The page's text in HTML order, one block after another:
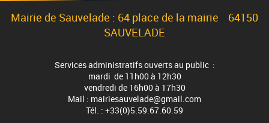
Mairie de Sauvelade : 64 place de la mairie 64150
SAUVELADE
Services administratifs ouverts au public :
mardi de 11h00 à 12h30
vendredi de 16h00 à 17h30
Mail : mairiesauvelade@gmail.com
Tél. : +33(0)5.59.67.60.59